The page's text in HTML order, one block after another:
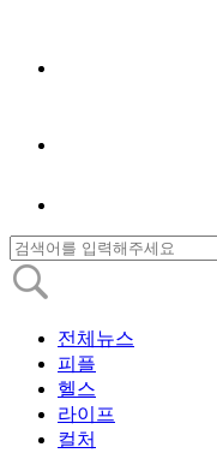
전체뉴스
피플
헬스
라이프
컬처